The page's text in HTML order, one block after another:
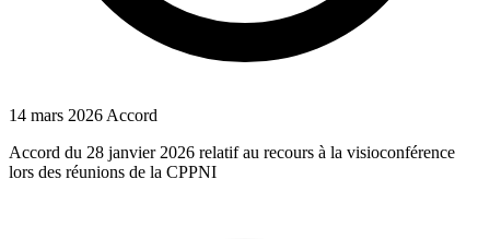
14 mars 2026 Accord
Accord du 28 janvier 2026 relatif au recours à la visioconférence
lors des réunions de la CPPNI